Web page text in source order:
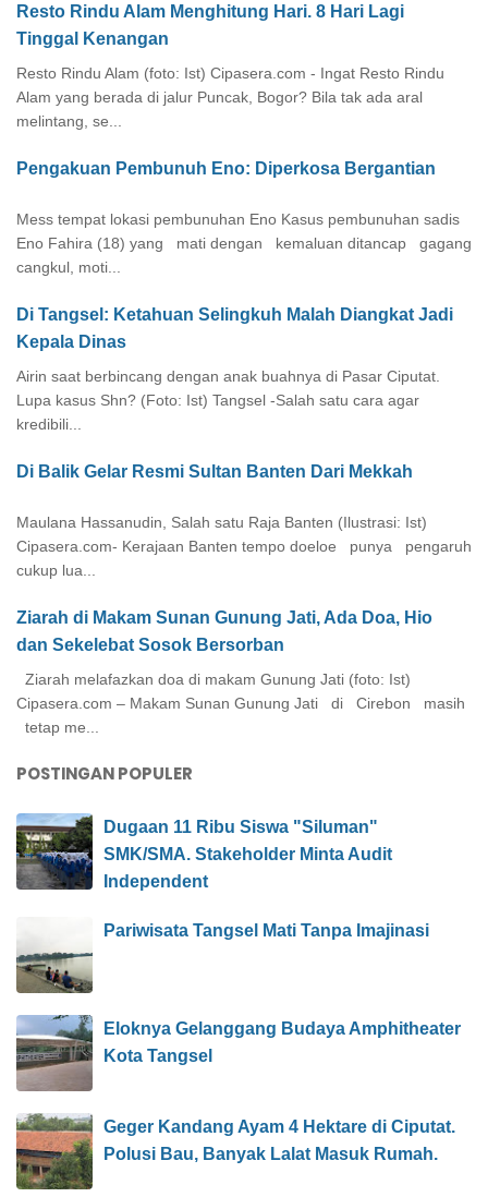
Resto Rindu Alam Menghitung Hari. 8 Hari Lagi
Tinggal Kenangan
Resto Rindu Alam (foto: Ist) Cipasera.com - Ingat Resto Rindu
Alam yang berada di jalur Puncak, Bogor? Bila tak ada aral
melintang, se...
Pengakuan Pembunuh Eno: Diperkosa Bergantian
Mess tempat lokasi pembunuhan Eno Kasus pembunuhan sadis
Eno Fahira (18) yang mati dengan kemaluan ditancap gagang
cangkul, moti...
Di Tangsel: Ketahuan Selingkuh Malah Diangkat Jadi
Kepala Dinas
Airin saat berbincang dengan anak buahnya di Pasar Ciputat.
Lupa kasus Shn? (Foto: Ist) Tangsel -Salah satu cara agar
kredibili...
Di Balik Gelar Resmi Sultan Banten Dari Mekkah
Maulana Hassanudin, Salah satu Raja Banten (Ilustrasi: Ist)
Cipasera.com- Kerajaan Banten tempo doeloe punya pengaruh
cukup lua...
Ziarah di Makam Sunan Gunung Jati, Ada Doa, Hio
dan Sekelebat Sosok Bersorban
Ziarah melafazkan doa di makam Gunung Jati (foto: Ist)
Cipasera.com – Makam Sunan Gunung Jati di Cirebon masih
tetap me...
POSTINGAN POPULER
Dugaan 11 Ribu Siswa "Siluman"
SMK/SMA. Stakeholder Minta Audit
Independent
Pariwisata Tangsel Mati Tanpa Imajinasi
Eloknya Gelanggang Budaya Amphitheater
Kota Tangsel
Geger Kandang Ayam 4 Hektare di Ciputat.
Polusi Bau, Banyak Lalat Masuk Rumah.